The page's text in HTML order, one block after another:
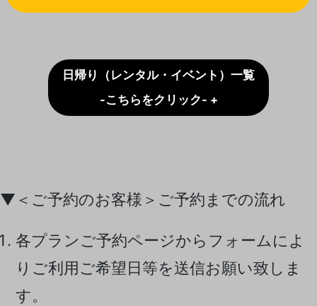
日帰り（レンタル・イベント）一覧
-こちらをクリック- +
▼＜ご予約のお客様＞ご予約までの流れ
各プランご予約ページからフォームによ
りご利用ご希望日等を送信お願い致しま
す。